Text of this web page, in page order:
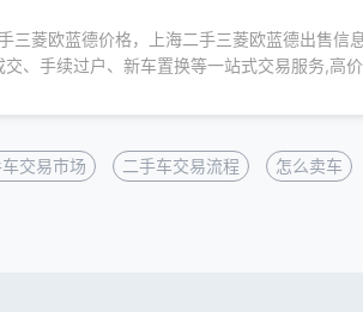
三菱欧蓝德价格，上海二手三菱欧蓝德出售信
、手续过户、新车置换等一站式交易服务,高
交易市场 二手车交易流程 怎么卖车